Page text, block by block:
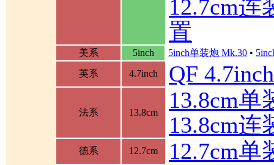
12.7cm
置
美系 5inch 5inch单装炮 Mk.30 •
英系
4.7inch QF
法系 13.8cm
13.8cm单
13.8cm连
德系 12.7cm 12.7cm单